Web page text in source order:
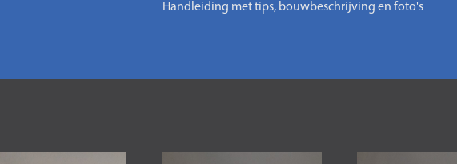
Handleiding met tips, bouwbeschrijving en foto's